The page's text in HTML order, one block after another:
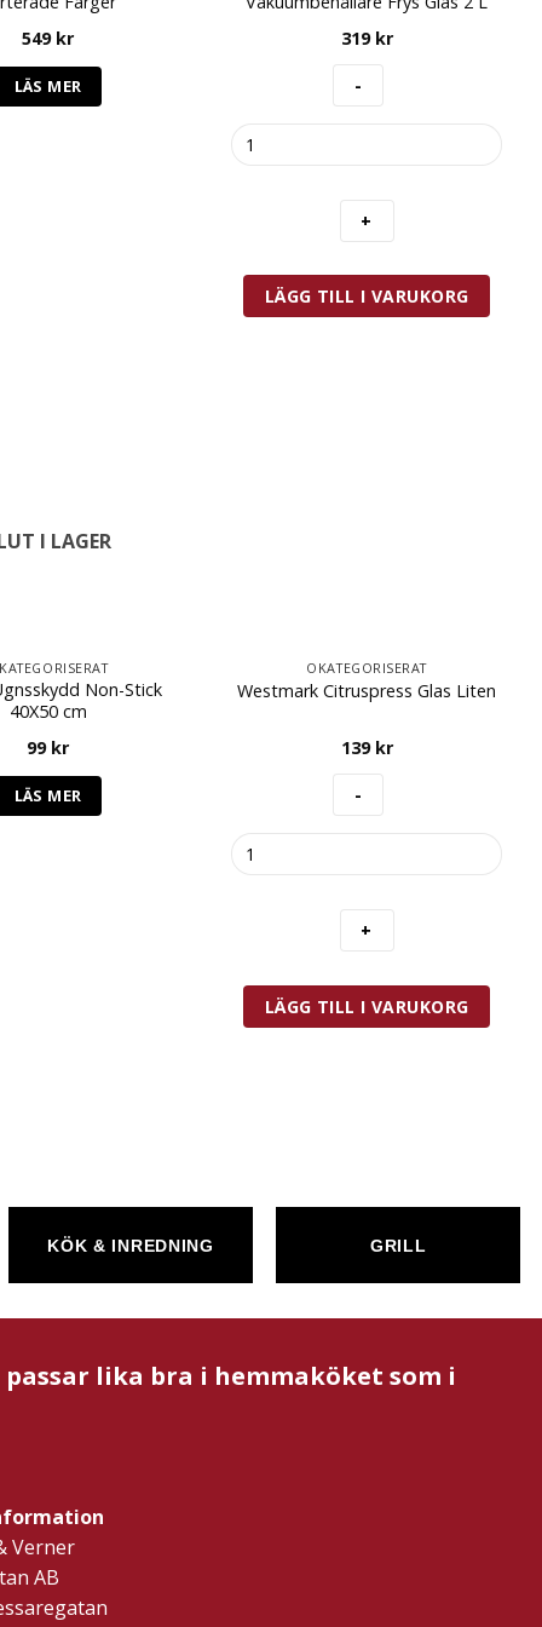
549 kr
LÄS MER
319 kr
Zwilling
Fresh
Vakuumbehållare
Glas
LÄGG TILL I VARUKORG
I LAGER
Non-Stick
40X50 cm
99 kr
LÄS MER
OKATEGORISERAT
Westmark Citruspress Glas Liten
139 kr
Westmark
Citruspress
LÄGG TILL I VARUKORG
KÖK & INREDNING GRILL
lika bra i hemmaköket som i
Verner
AB